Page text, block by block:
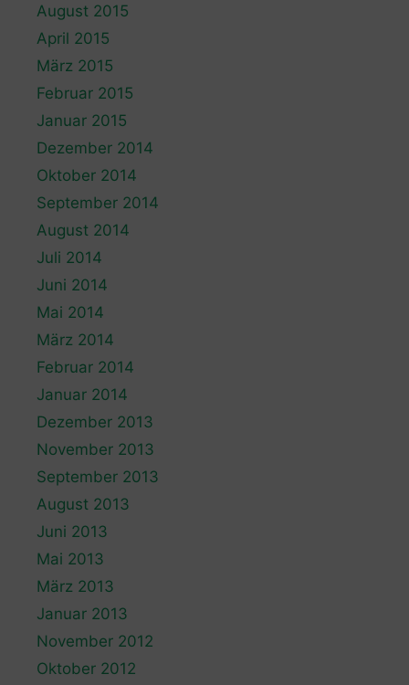
August 2015
April 2015
März 2015
Februar 2015
Januar 2015
Dezember 2014
Oktober 2014
September 2014
August 2014
Juli 2014
Juni 2014
Mai 2014
März 2014
Februar 2014
Januar 2014
Dezember 2013
November 2013
September 2013
August 2013
Juni 2013
Mai 2013
März 2013
Januar 2013
November 2012
Oktober 2012